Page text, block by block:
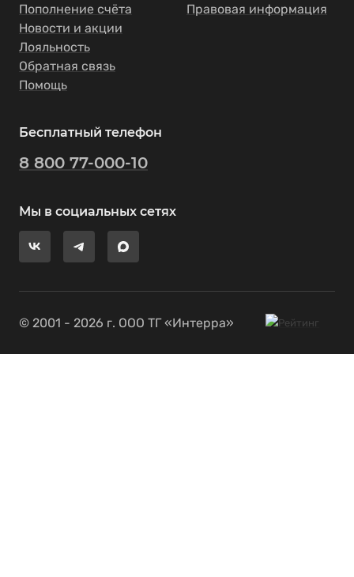
Пополнение счёта
Новости и акции
Лояльность
Обратная связь
Помощь
Правовая информация
Бесплатный телефон
8 800 77-000-10
Мы в социальных сетях
© 2001 - 2026 г. ООО ТГ «Интерра»